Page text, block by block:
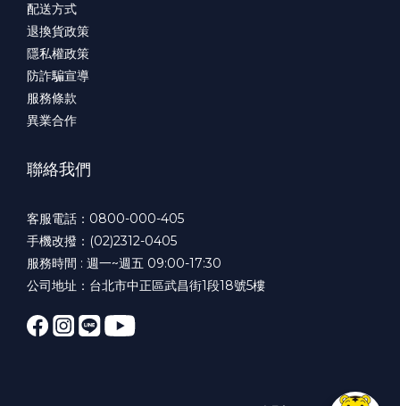
配送方式
退換貨政策
隱私權政策
防詐騙宣導
服務條款
異業合作
聯絡我們
客服電話：0800-000-405
手機改撥：(02)2312-0405
服務時間 : 週一~週五 09:00-17:30
公司地址：台北市中正區武昌街1段18號5樓